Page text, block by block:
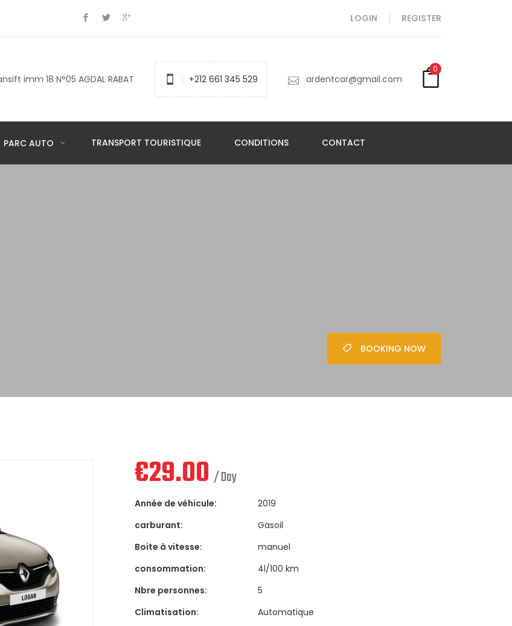
LOGIN REGISTER
imm 18 N°05 AGDAL RABAT +212 661 345 529 ardentcar@gmail.com
0
PARC AUTO TRANSPORT TOURISTIQUE CONDITIONS CONTACT
BOOKING NOW
€29.00 / Day
Année de véhicule:
2019
carburant:
Gasoil
Boite à vitesse:
manuel
consommation:
4l/100 km
Nbre personnes:
5
Climatisation:
Automatique